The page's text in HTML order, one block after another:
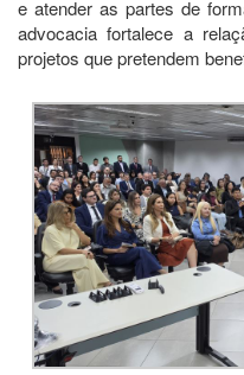
e atender as partes de
advocacia fortalece a
projetos que pretendem